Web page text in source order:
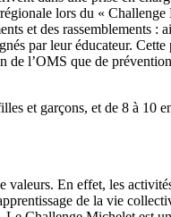
lors du «
et des rassemblements :
par leur éducateur. Cette
de l’OMS que de
et garçons, et de 8 à 10
valeurs. En effet, les
de la vie